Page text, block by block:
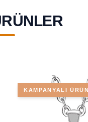
KAMPANYALI ÜRÜN